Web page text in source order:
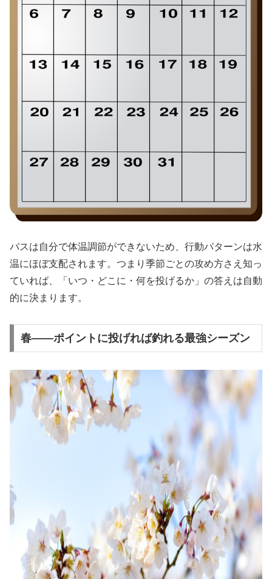
バスは自分で体温調節ができないため、行動パターンは水
温にほぼ支配されます。つまり季節ごとの攻め方さえ知っ
ていれば、「いつ・どこに・何を投げるか」の答えは自動
的に決まります。
春——ポイントに投げれば釣れる最強シーズン